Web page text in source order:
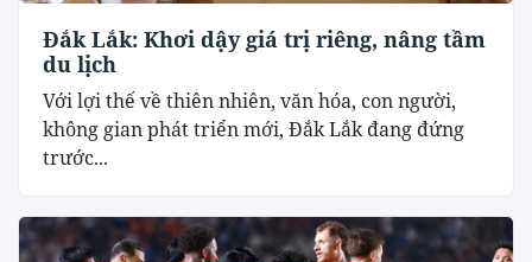
Đắk Lắk: Khơi dậy giá trị riêng, nâng tầm
du lịch
Với lợi thế về thiên nhiên, văn hóa, con người,
không gian phát triển mới, Đắk Lắk đang đứng
trước...